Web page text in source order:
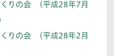
りの会 (平成28年7月
りの会 (平成28年2月